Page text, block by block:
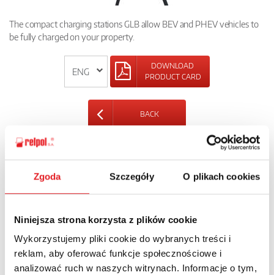
Zgoda Szczegóły O plikach cookies
Niniejsza strona korzysta z plików cookie
Wykorzystujemy pliki cookie do wybranych treści i
reklam, aby oferować funkcje społecznościowe i
analizować ruch w naszych witrynach. Informacje o tym,
The compact charging stations GLB allow BEV and PHEV vehicles to
be fully charged on your property.
DOWNLOAD
PRODUCT CARD
BACK
Ask for the details of the offer
Email: *